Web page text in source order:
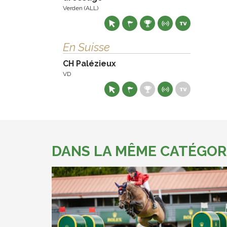
Verden (ALL)
En Suisse
CH Palézieux
VD
DANS LA MÊME